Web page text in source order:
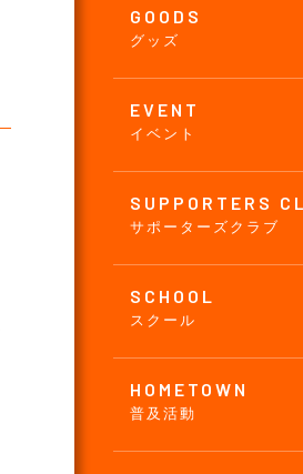
GOODS
グッズ
EVENT
イベント
SUPPORTERS
サポーターズクラブ
SCHOOL
スクール
HOMETOWN
普及活動